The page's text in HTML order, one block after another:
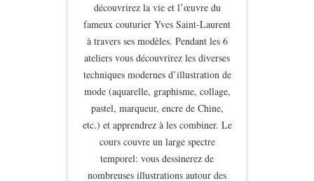
découvrirez la vie et l’œuvre du
fameux couturier Yves Saint-Laurent
à travers ses modèles. Pendant les 6
ateliers vous découvrirez les diverses
techniques modernes d’illustration de
mode (aquarelle, graphisme, collage,
pastel, marqueur, encre de Chine,
etc.) et apprendrez à les combiner. Le
cours couvre un large spectre
temporel: vous dessinerez de
nombreuses illustrations autour des